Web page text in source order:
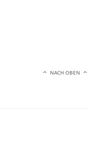
NACH OBEN